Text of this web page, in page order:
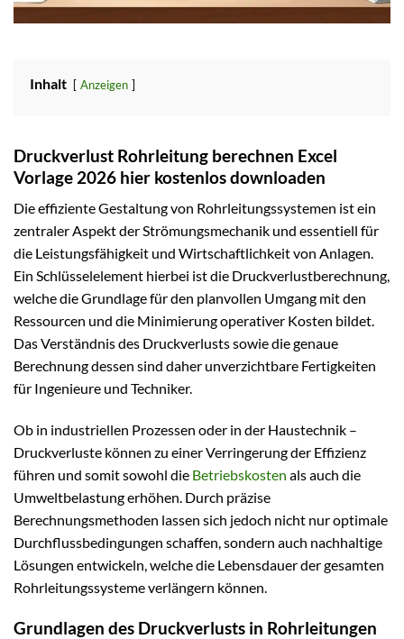
Inhalt Anzeigen
Druckverlust Rohrleitung berechnen Excel
Vorlage 2026 hier kostenlos downloaden
Die effiziente Gestaltung von Rohrleitungssystemen ist ein
zentraler Aspekt der Strömungsmechanik und essentiell für
die Leistungsfähigkeit und Wirtschaftlichkeit von Anlagen.
Ein Schlüsselelement hierbei ist die Druckverlustberechnung,
welche die Grundlage für den planvollen Umgang mit den
Ressourcen und die Minimierung operativer Kosten bildet.
Das Verständnis des Druckverlusts sowie die genaue
Berechnung dessen sind daher unverzichtbare Fertigkeiten
für Ingenieure und Techniker.
Ob in industriellen Prozessen oder in der Haustechnik –
Druckverluste können zu einer Verringerung der Effizienz
führen und somit sowohl die Betriebskosten als auch die
Umweltbelastung erhöhen. Durch präzise
Berechnungsmethoden lassen sich jedoch nicht nur optimale
Durchflussbedingungen schaffen, sondern auch nachhaltige
Lösungen entwickeln, welche die Lebensdauer der gesamten
Rohrleitungssysteme verlängern können.
Grundlagen des Druckverlusts in Rohrleitungen